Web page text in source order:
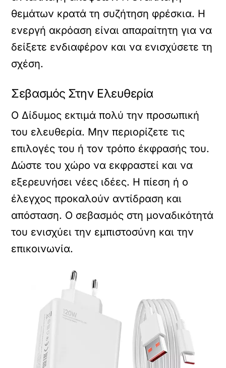
θεμάτων κρατά τη συζήτηση φρέσκια. Η
ενεργή ακρόαση είναι απαραίτητη για να
δείξετε ενδιαφέρον και να ενισχύσετε τη
σχέση.
Σεβασμός Στην Ελευθερία
Ο Δίδυμος εκτιμά πολύ την προσωπική
του ελευθερία. Μην περιορίζετε τις
επιλογές του ή τον τρόπο έκφρασής του.
Δώστε του χώρο να εκφραστεί και να
εξερευνήσει νέες ιδέες. Η πίεση ή ο
έλεγχος προκαλούν αντίδραση και
απόσταση. Ο σεβασμός στη μοναδικότητά
του ενισχύει την εμπιστοσύνη και την
επικοινωνία.